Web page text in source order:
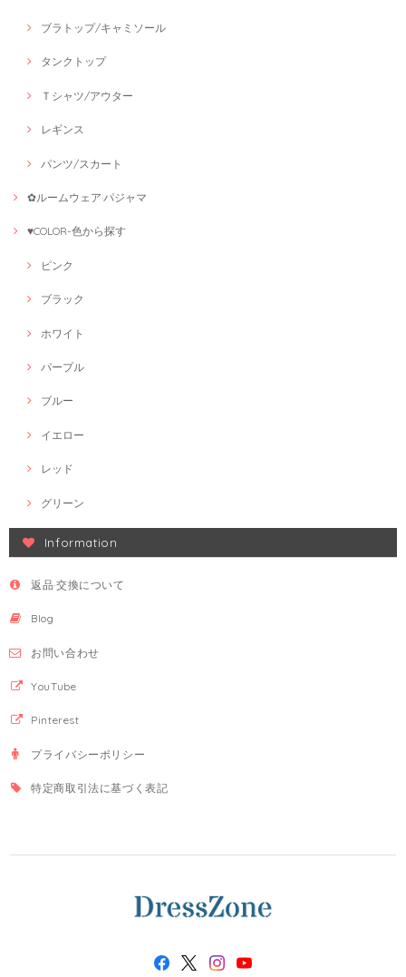
ブラトップ/キャミソール
タンクトップ
Ｔシャツ/アウター
レギンス
パンツ/スカート
✿ルームウェア·パジャマ
♥COLOR-色から探す
ピンク
ブラック
ホワイト
パープル
ブルー
イエロー
レッド
グリーン
Information
返品·交換について
Blog
お問い合わせ
YouTube
Pinterest
プライバシーポリシー
特定商取引法に基づく表記